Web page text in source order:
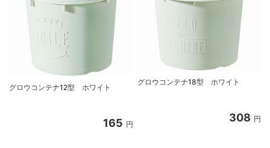
グロウコンテナ12型 ホワイト
165 円
グロウコンテナ18型 ホワイト
308 円